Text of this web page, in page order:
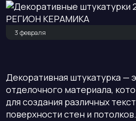
3 февраля
Декоративная штукатурка —
отделочного материала,
для создания различных
поверхности стен и потолков.